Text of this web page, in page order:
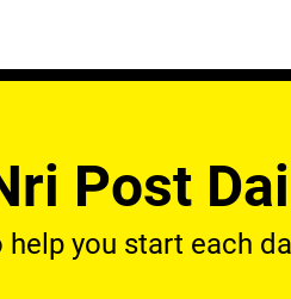
Post
you start each